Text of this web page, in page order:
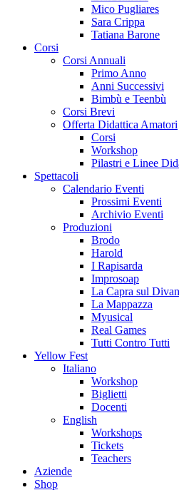
Mico Pugliares
Sara Crippa
Tatiana Barone
Corsi
Corsi Annuali
Primo Anno
Anni Successivi
Bimbù e Teenbù
Corsi Brevi
Offerta Didattica Amatori
Corsi
Workshop
Pilastri e Linee
Spettacoli
Calendario Eventi
Prossimi Eventi
Archivio Eventi
Produzioni
Brodo
Harold
I Rapisarda
Improsoap
La Capra sul
La Mappazza
Myusical
Real Games
Tutti Contro Tutti
Yellow Fest
Italiano
Workshop
Biglietti
Docenti
English
Workshops
Tickets
Teachers
Aziende
Shop